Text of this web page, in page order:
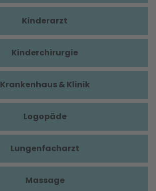
Kinderarzt
Kinderchirurgie
Krankenhaus & Klinik
Logopäde
Lungenfacharzt
Massage